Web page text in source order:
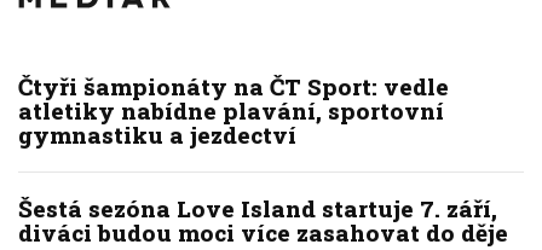
Čtyři šampionáty na ČT Sport: vedle
atletiky nabídne plavání, sportovní
gymnastiku a jezdectví
Šestá sezóna Love Island startuje 7. září,
diváci budou moci více zasahovat do děje